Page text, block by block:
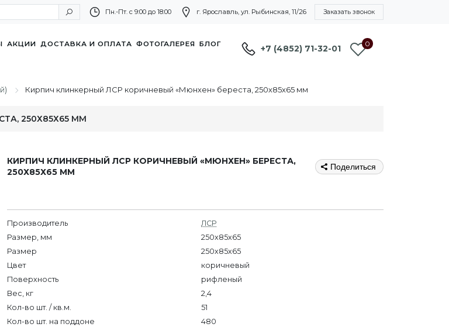
Пн.-Пт. с 9:00 до 18:00 г. Ярославль, ул. Рыбинская, 11/26 Заказать звонок
АКЦИИ ДОСТАВКА И ОПЛАТА ФОТОГАЛЕРЕЯ БЛОГ
+7 (4852) 71-32-01 0
Кирпич клинкерный ЛСР коричневый «Мюнхен» береста, 250х85х65 мм
250Х85Х65 ММ
КИРПИЧ КЛИНКЕРНЫЙ ЛСР КОРИЧНЕВЫЙ «МЮНХЕН» БЕРЕСТА,
250Х85Х65 ММ
Поделиться
Производитель
ЛСР
Размер, мм
250x85x65
Размер
250х85х65
Цвет
коричневый
Поверхность
рифленый
Вес, кг
2,4
Кол-во шт. / кв.м.
51
Кол-во шт. на поддоне
480